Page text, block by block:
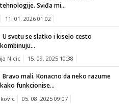
tehnologije. Sviđa mi...
11. 01. 2026 01:02
U svetu se slatko i kiselo cesto
kombinuju...
Nicic 15. 09. 2025 10:38
Bravo mali. Konacno da neko razume
kako funkcionise...
05. 08. 2025 09:07